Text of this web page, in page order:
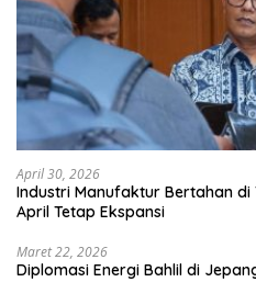
April 30, 2026
Industri Manufaktur Bertahan di
April Tetap Ekspansi
Maret 22, 2026
Diplomasi Energi Bahlil di